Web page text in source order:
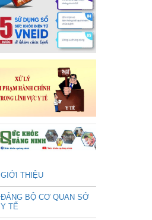
GIỚI THIỆU
ĐẢNG BỘ CƠ QUAN SỞ
Y TẾ